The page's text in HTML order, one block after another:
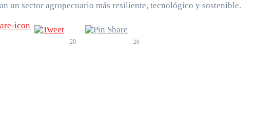
un sector agropecuario más resiliente, tecnológico y sostenible.
20
20